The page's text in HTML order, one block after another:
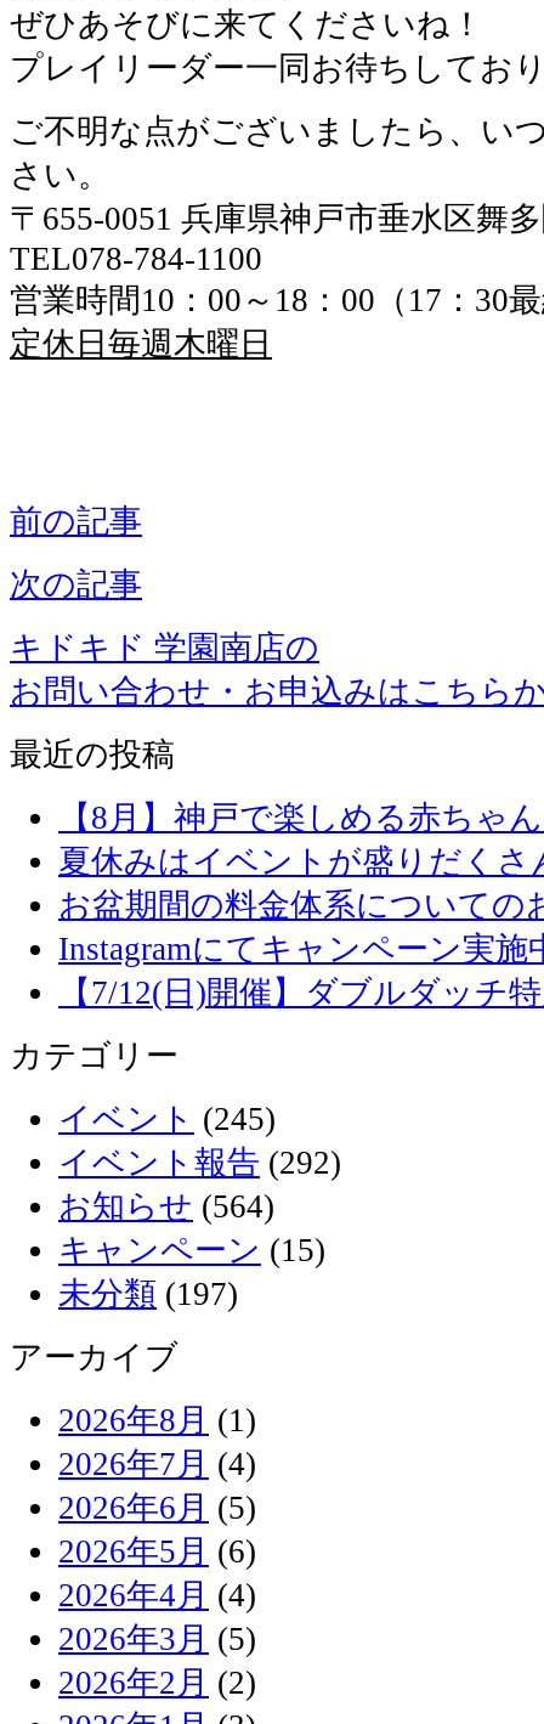
ぜひあそびに来てくださいね！
プレイリーダー一同お待ちしてお
ご不明な点がございましたら、い
さい。
〒655-0051 兵庫県神戸市垂水区舞
TEL078-784-1100
営業時間10：00～18：00（17：30
定休日毎週木曜日
前の記事
次の記事
キドキド 学園南店の
お問い合わせ・お申込みはこちら
最近の投稿
【8月】神戸で楽しめる赤ちゃ
夏休みはイベントが盛りだくさ
お盆期間の料金体系についての
Instagramにてキャンペーン実施
【7/12(日)開催】ダブルダッチ
カテゴリー
イベント (245)
イベント報告 (292)
お知らせ (564)
キャンペーン (15)
未分類 (197)
アーカイブ
2026年8月 (1)
2026年7月 (4)
2026年6月 (5)
2026年5月 (6)
2026年4月 (4)
2026年3月 (5)
2026年2月 (2)